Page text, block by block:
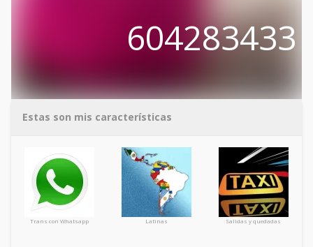
604283433
Estas son mis características
Trans con Whatsapp Latinas Salidas y quedadas